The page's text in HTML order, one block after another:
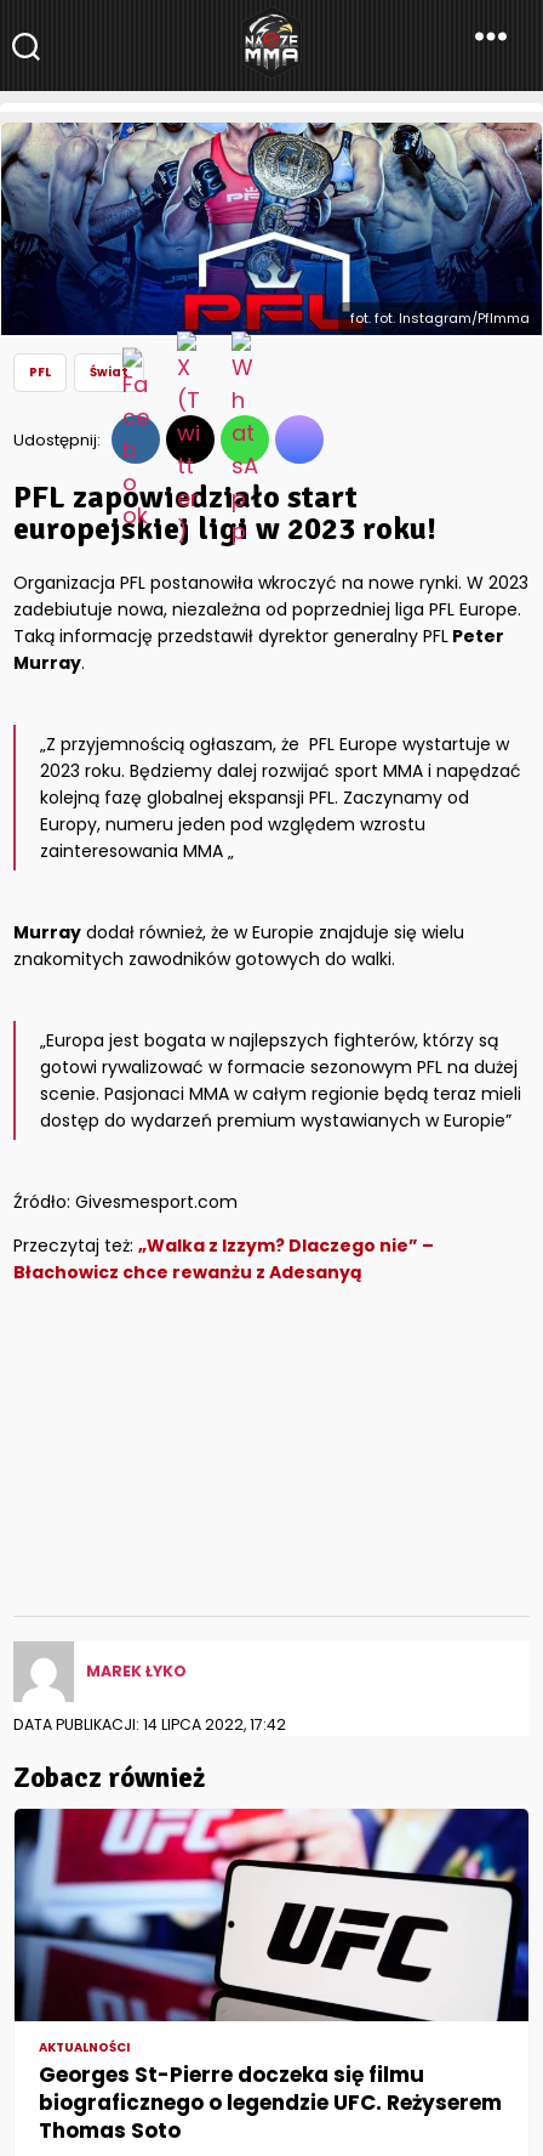
NaszeMMA
NaszeMMA.pl»Aktualności»Świat»PFL»PFL zapowiedziało start
europejskiej ligi w 2023 roku!
fot. fot. Instagram/Pflmma
PFL Świat
Udostępnij:
PFL zapowiedziało start
europejskiej ligi w 2023 roku!
Organizacja PFL postanowiła wkroczyć na nowe rynki. W 2023
zadebiutuje nowa, niezależna od poprzedniej liga PFL Europe.
Taką informację przedstawił dyrektor generalny PFL Peter
Murray.
„Z przyjemnością ogłaszam, że PFL Europe wystartuje w
2023 roku. Będziemy dalej rozwijać sport MMA i napędzać
kolejną fazę globalnej ekspansji PFL. Zaczynamy od
Europy, numeru jeden pod względem wzrostu
zainteresowania MMA „
Murray dodał również, że w Europie znajduje się wielu
znakomitych zawodników gotowych do walki.
„Europa jest bogata w najlepszych fighterów, którzy są
gotowi rywalizować w formacie sezonowym PFL na dużej
scenie. Pasjonaci MMA w całym regionie będą teraz mieli
dostęp do wydarzeń premium wystawianych w Europie”
Źródło: Givesmesport.com
Przeczytaj też:„Walka z Izzym? Dlaczego nie” –
Błachowicz chce rewanżu z Adesanyą
MAREK ŁYKO
DATA PUBLIKACJI: 14 LIPCA 2022, 17:42
Zobacz również
AKTUALNOŚCI
Georges St-Pierre doczeka się filmu
biograficznego o legendzie UFC. Reżyserem
Thomas Soto